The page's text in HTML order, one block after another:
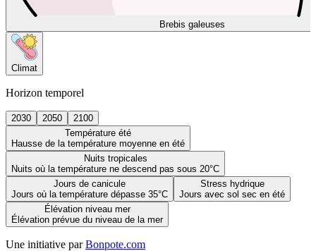
Brebis galeuses
Climat
Horizon temporel
2030 2050
2100
Température été
Hausse de la température moyenne en été
Nuits tropicales
Nuits où la température ne descend pas sous 20°C
Jours de canicule
Jours où la température dépasse 35°C
Stress hydrique
Jours avec sol sec en été
Élévation niveau mer
Élévation prévue du niveau de la mer
Une initiative par Bonpote.com